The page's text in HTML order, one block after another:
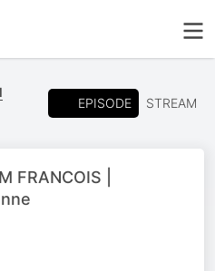
EPISODE STREAM
FRANCOIS |